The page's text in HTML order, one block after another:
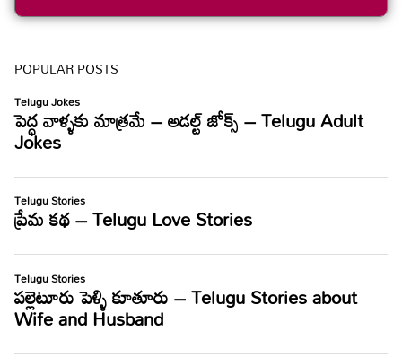
POPULAR POSTS